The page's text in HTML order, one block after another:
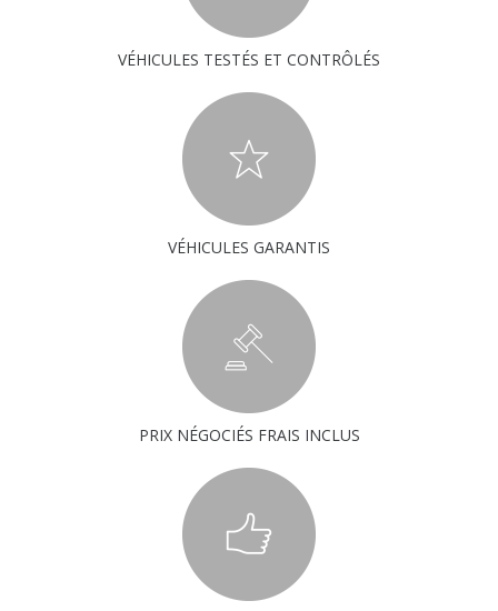
VÉHICULES TESTÉS ET CONTRÔLÉS
VÉHICULES GARANTIS
PRIX NÉGOCIÉS FRAIS INCLUS